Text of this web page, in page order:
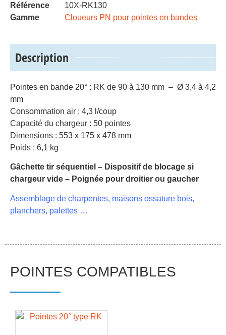
Référence
10X-RK130
Gamme
Cloueurs PN pour pointes en bandes
Description
Pointes en bande 20° : RK de 90 à 130 mm – Ø 3,4 à 4,2
mm
Consommation air : 4,3 l/coup
Capacité du chargeur : 50 pointes
Dimensions : 553 x 175 x 478 mm
Poids : 6,1 kg
Gâchette tir séquentiel – Dispositif de blocage si
chargeur vide – Poignée pour droitier ou gaucher
Assemblage de charpentes, maisons ossature bois,
planchers, palettes …
POINTES COMPATIBLES